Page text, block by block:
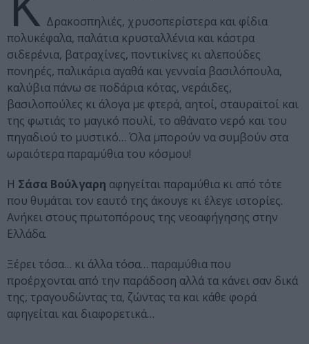
Δρακοσπηλιές, χρυσοπερίστερα και φίδια
πολυκέφαλα, παλάτια κρυσταλλένια και κάστρα
σιδερένια, βατραχίνες, ποντικίνες κι αλεπούδες
πονηρές, παλικάρια αγαθά και γενναία βασιλόπουλα,
καλύβια πάνω σε ποδάρια κότας, νεράιδες,
βασιλοπούλες κι άλογα με φτερά, αητοί, σταυραϊτοί και
της φωτιάς το μαγικό πουλί, το αθάνατο νερό και του
πηγαδιού το μυστικό… Όλα μπορούν να συμβούν στα
ωραιότερα παραμύθια του κόσμου!
Η Σάσα Βούλγαρη αφηγείται παραμύθια κι από τότε
που θυμάται τον εαυτό της άκουγε κι έλεγε ιστορίες.
Ανήκει στους πρωτοπόρους της νεοαφήγησης στην
Ελλάδα.
Ξέρει τόσα… κι άλλα τόσα… παραμύθια που
προέρχονται από την παράδοση αλλά τα κάνει σαν δικά
της, τραγουδώντας τα, ζώντας τα και κάθε φορά
αφηγείται και διαφορετικά…